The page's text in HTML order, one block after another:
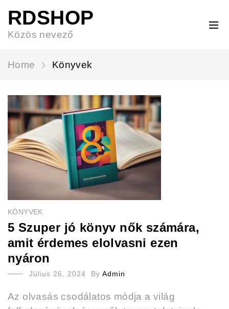
RDSHOP
Közös nevező
Home Könyvek
KÖNYVEK
5 Szuper jó könyv nők számára,
amit érdemes elolvasni ezen
nyáron
Július 26, 2024 By Admin
Az olvasás csodálatos módja a világ